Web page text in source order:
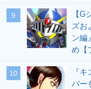
9
【
ズお
ン編
め【
10
『
バー